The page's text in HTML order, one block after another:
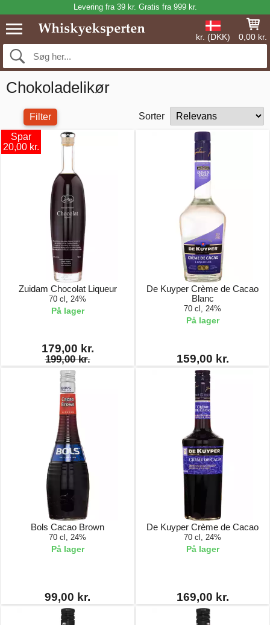
Levering fra 39 kr. Gratis fra 999 kr.
kr. (DKK) 0,00 kr.
Chokoladelikør
Filter
Sorter
Spar
20,00 kr.
Zuidam Chocolat Liqueur
70 cl, 24%
På lager
179,00 kr.
199,00 kr.
De Kuyper Crème de Cacao
Blanc
70 cl, 24%
På lager
159,00 kr.
Bols Cacao Brown
70 cl, 24%
På lager
99,00 kr.
De Kuyper Crème de Cacao
70 cl, 24%
På lager
169,00 kr.